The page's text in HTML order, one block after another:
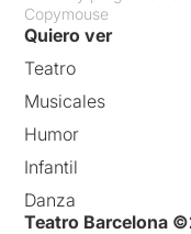
Copymouse
Quiero ver
Teatro
Musicales
Humor
Infantil
Danza
Teatro Barcelona